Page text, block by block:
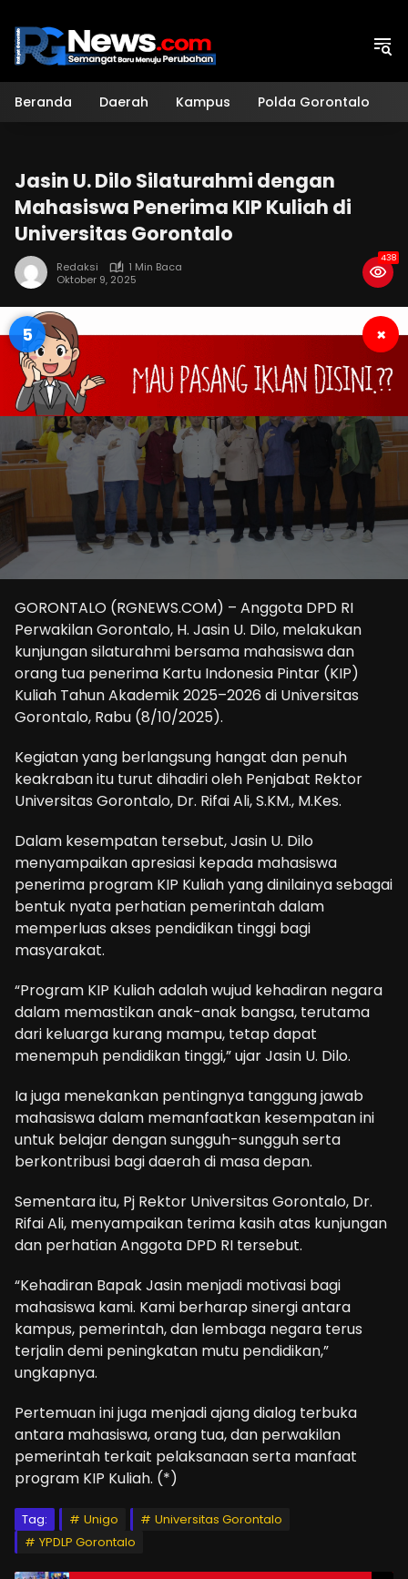
konten
Beranda Daerah Kampus Polda Gorontalo
Jasin U. Dilo Silaturahmi dengan
Mahasiswa Penerima KIP Kuliah di
Universitas Gorontalo
Redaksi
1 Min Baca
Oktober 9, 2025
438
4 ×
GORONTALO (RGNEWS.COM) – Anggota DPD RI
Perwakilan Gorontalo, H. Jasin U. Dilo, melakukan
kunjungan silaturahmi bersama mahasiswa dan
orang tua penerima Kartu Indonesia Pintar (KIP)
Kuliah Tahun Akademik 2025–2026 di Universitas
Gorontalo, Rabu (8/10/2025).
Kegiatan yang berlangsung hangat dan penuh
keakraban itu turut dihadiri oleh Penjabat Rektor
Universitas Gorontalo, Dr. Rifai Ali, S.KM., M.Kes.
Dalam kesempatan tersebut, Jasin U. Dilo
menyampaikan apresiasi kepada mahasiswa
penerima program KIP Kuliah yang dinilainya sebagai
bentuk nyata perhatian pemerintah dalam
memperluas akses pendidikan tinggi bagi
masyarakat.
“Program KIP Kuliah adalah wujud kehadiran negara
dalam memastikan anak-anak bangsa, terutama
dari keluarga kurang mampu, tetap dapat
menempuh pendidikan tinggi,” ujar Jasin U. Dilo.
Ia juga menekankan pentingnya tanggung jawab
mahasiswa dalam memanfaatkan kesempatan ini
untuk belajar dengan sungguh-sungguh serta
berkontribusi bagi daerah di masa depan.
Sementara itu, Pj Rektor Universitas Gorontalo, Dr.
Rifai Ali, menyampaikan terima kasih atas kunjungan
dan perhatian Anggota DPD RI tersebut.
“Kehadiran Bapak Jasin menjadi motivasi bagi
mahasiswa kami. Kami berharap sinergi antara
kampus, pemerintah, dan lembaga negara terus
terjalin demi peningkatan mutu pendidikan,”
ungkapnya.
Pertemuan ini juga menjadi ajang dialog terbuka
antara mahasiswa, orang tua, dan perwakilan
pemerintah terkait pelaksanaan serta manfaat
program KIP Kuliah. (*)
Tag: Unigo
Universitas Gorontalo
YPDLP Gorontalo